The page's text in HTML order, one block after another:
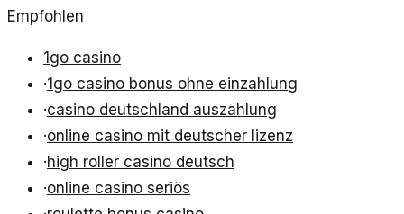
Empfohlen
1go casino
·1go casino bonus ohne einzahlung
·casino deutschland auszahlung
·online casino mit deutscher lizenz
·high roller casino deutsch
·online casino seriös